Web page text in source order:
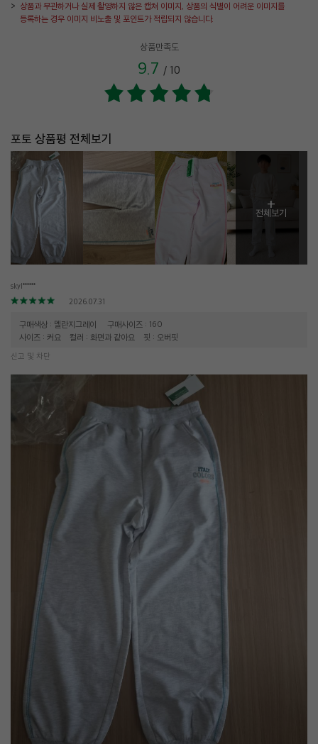
상품과 무관하거나 실제 촬영하지 않은 캡쳐 이미지, 상품의 식별이 어려운 이미지를
등록하는 경우 이미지 비노출 및 포인트가 적립되지 않습니다.
상품만족도
9.7 / 10
포토 상품평 전체보기
+
전체보기
skyl******
2026.07.31
구매색상 : 멜란지그레이
구매사이즈 : 160
사이즈 : 커요
컬러 : 화면과 같아요 핏 : 오버핏
신고 및 차단